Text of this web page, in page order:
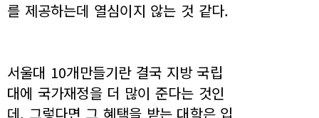
를 제공하는데 열심이지 않는 것 같다.
서울대 10개만들기란 결국 지방 국립
대에 국가재정을 더 많이 준다는 것인
데, 그렇다면 그 혜택을 받는 대학은 입